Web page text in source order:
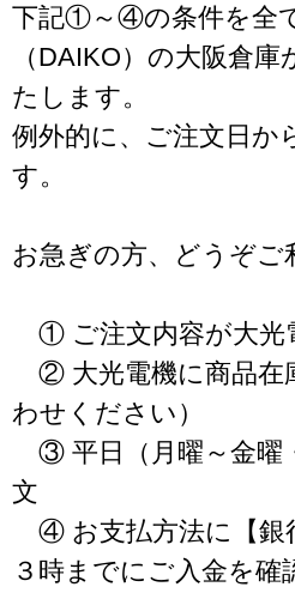
下記①～④の条件を全
（DAIKO）の大阪倉
たします。
例外的に、ご注文日か
す。
お急ぎの方、どうぞご
① ご注文内容が大光
② 大光電機に商品在
わせください）
③ 平日（月曜～金曜
文
④ お支払方法に【銀
３時までにご入金を